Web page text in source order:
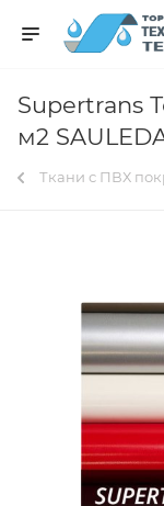
Supertrans
м2
Ткани с ПВХ